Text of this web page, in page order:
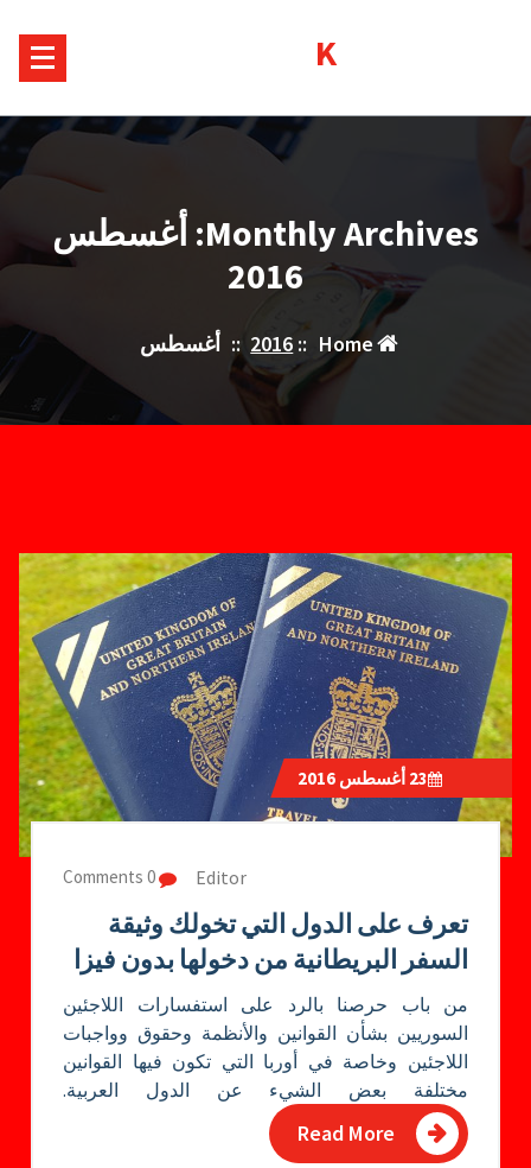
Monthly Archives: أغسطس
2016
Home
::
2016
:: أغسطس
23أغسطس 2016
Editor
0 Comments
تعرف على الدول التي تخولك وثيقة
السفر البريطانية من دخولها بدون فيزا
من باب حرصنا بالرد على استفسارات اللاجئين
السوريين بشأن القوانين والأنظمة وحقوق وواجبات
اللاجئين وخاصة في أوربا التي تكون فيها القوانين
مختلفة بعض الشيء عن الدول العربية.
Read More